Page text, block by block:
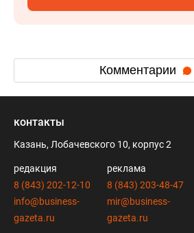
Комментарии
контакты
Казань, Лобачевского 10, корпус 2
редакция
8 (843) 202-12-10
info@business-
gazeta.ru
реклама
8 (843) 203-48-47
mir@business-
gazeta.ru